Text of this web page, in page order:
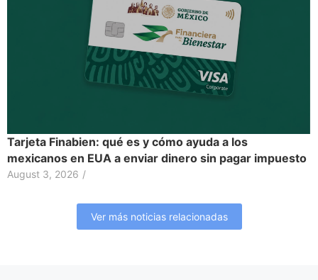
Tarjeta Finabien: qué es y cómo ayuda a los
mexicanos en EUA a enviar dinero sin pagar impuesto
August 3, 2026 /
Ver más noticias relacionadas